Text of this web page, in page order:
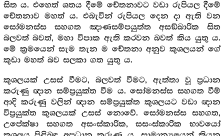
සිත ය. එහෙත් ශතය දීමේ චේතනාවට වඩා රුපියල දීමේ
චේතනාව මහත් ය. එබැවින් රුපියල දෙන දා ඇති වන
සෝමනස්ස සහගත ඤාණසම්පයුත්ත අසඞ්ඛාරික සිත
බලවත් බවත්, මහා විපාක ඇති කරවන බවත් කිය යුතු ය.
මේ ක්‍ර‍මයෙන් සැම තැන ම චේතනා අනුව කුශලයන් ගේ
කුඩා මහත් බව සලකා ගත යුතු ය.
කුශලයක් උසස් වීමට, බලවත් වීමට, ඇත්තා වූ ප්‍ර‍ධාන
කරුණු ඥාන සම්ප්‍ර‍යුක්ත වීම ය. සෝමනස්ස සහගත වීම්
ආදි කරුණු වලින් ඥාන සම්ප්‍ර‍යුක්ත කුශලයට වඩා ඥාන
විප්‍ර‍යුක්ත කුශලයක් උසස් නොවේ. සෝමනස්ස සහගත,
උපේක්ෂා සහගත අසංස්කාරික, සසංස්කාරික භාවයෝ